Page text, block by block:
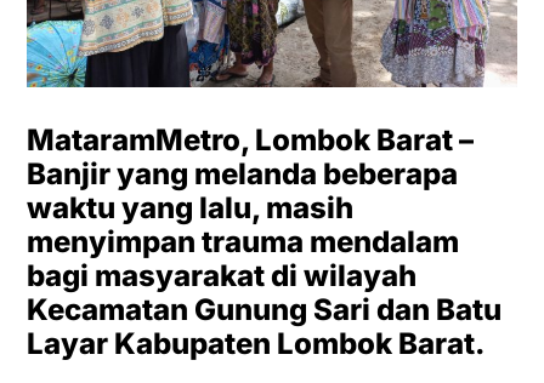
MataramMetro, Lombok Barat –
Banjir yang melanda beberapa
waktu yang lalu, masih
menyimpan trauma mendalam
bagi masyarakat di wilayah
Kecamatan Gunung Sari dan Batu
Layar Kabupaten Lombok Barat.